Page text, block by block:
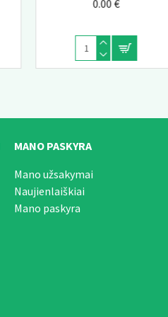
MANO PASKYRA
Mano užsakymai
Naujienlaiškiai
Mano paskyra